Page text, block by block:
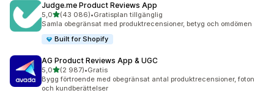
Judge.me Product Reviews App
5,0av 5 stjärnor
(43 086)
43086 recensioner totalt
•Gratisplan tillgänglig
Samla obegränsat med produktrecensioner, betyg och omdömen
Built for Shopify
AG Product Reviews App & UGC
5,0av 5 stjärnor
(2 987)
2987 recensioner totalt
•Gratis
Bygg förtroende med obegränsat antal produktrecensioner, foton
och kundberättelser